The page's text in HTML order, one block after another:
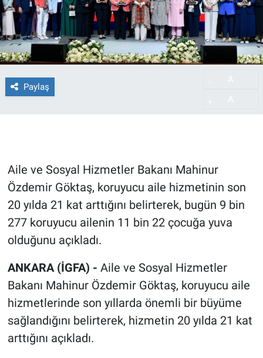
Paylaş
Aile ve Sosyal Hizmetler Bakanı Mahinur
Özdemir Göktaş, koruyucu aile hizmetinin son
20 yılda 21 kat arttığını belirterek, bugün 9 bin
277 koruyucu ailenin 11 bin 22 çocuğa yuva
olduğunu açıkladı.
ANKARA (İGFA) - Aile ve Sosyal Hizmetler
Bakanı Mahinur Özdemir Göktaş, koruyucu aile
hizmetlerinde son yıllarda önemli bir büyüme
sağlandığını belirterek, hizmetin 20 yılda 21 kat
arttığını açıkladı.
Haber Arşivi